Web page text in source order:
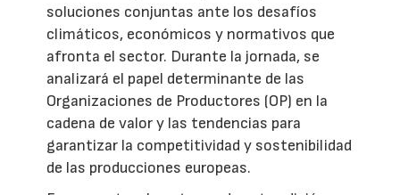
soluciones conjuntas ante los desafíos
climáticos, económicos y normativos que
afronta el sector. Durante la jornada, se
analizará el papel determinante de las
Organizaciones de Productores (OP) en la
cadena de valor y las tendencias para
garantizar la competitividad y sostenibilidad
de las producciones europeas.